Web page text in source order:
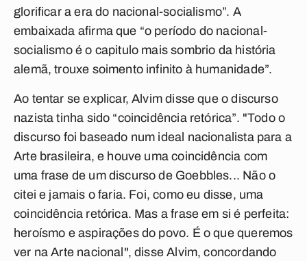
glorificar a era do nacional-socialismo”. A
embaixada afirma que “o período do nacional-
socialismo é o capitulo mais sombrio da história
alemã, trouxe soimento infinito à humanidade”.
Ao tentar se explicar, Alvim disse que o discurso
nazista tinha sido “coincidência retórica”. "Todo o
discurso foi baseado num ideal nacionalista para a
Arte brasileira, e houve uma coincidência com
uma frase de um discurso de Goebbles... Não o
citei e jamais o faria. Foi, como eu disse, uma
coincidência retórica. Mas a frase em si é perfeita:
heroísmo e aspirações do povo. É o que queremos
ver na Arte nacional", disse Alvim, concordando